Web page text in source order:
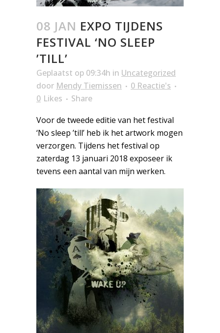
08 JAN EXPO TIJDENS
FESTIVAL ‘NO SLEEP
’TILL’
Geplaatst op 09:34h in Uncategorized
door Mendy Tiemissen
0 Reactie's
0 Likes
Share
Voor de tweede editie van het festival
‘No sleep ’till’ heb ik het artwork mogen
verzorgen. Tijdens het festival op
zaterdag 13 januari 2018 exposeer ik
tevens een aantal van mijn werken.